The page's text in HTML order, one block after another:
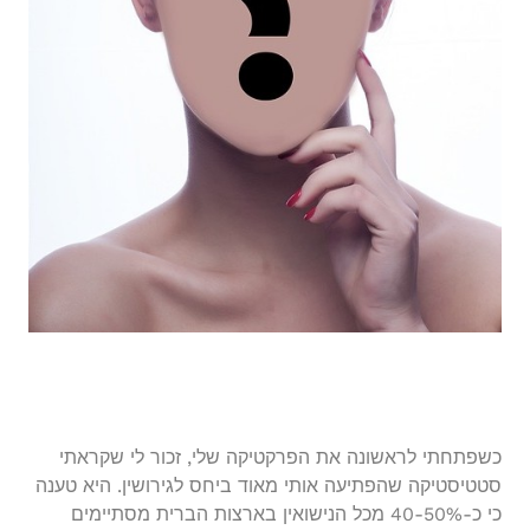
כשפתחתי לראשונה את הפרקטיקה שלי, זכור לי שקראתי
סטטיסטיקה שהפתיעה אותי מאוד ביחס לגירושין. היא טענה
כי כ-40-50% מכל הנישואין בארצות הברית מסתיימים